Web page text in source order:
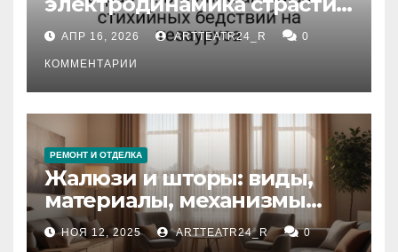
влияние анализа
стихийных бедствий на
тезауруса
АПР 16, 2026 ARTTEATR24_R 0
КОММЕНТАРИИ
РЕМОНТ И ОТДЕЛКА
Жалюзи и шторы: виды,
материалы, механизмы
управления и уход
НОЯ 12, 2025 ARTTEATR24_R 0